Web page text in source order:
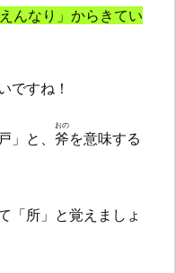
んなり」からきてい
ですね！
」と、 斧
おの
を意味する
「所」と覚えましょ